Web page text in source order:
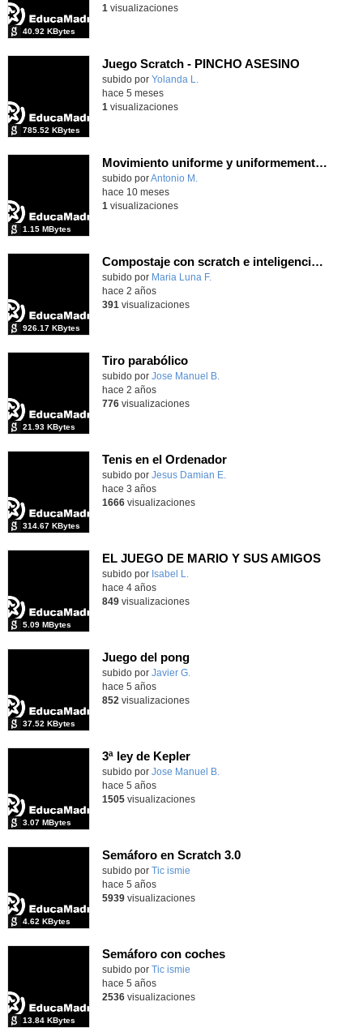
40.92 KBytes
1 visualizaciones
Juego Scratch - PINCHO ASESINO
Contenido educativo.
subido por Yolanda L.
785.52 KBytes
hace 5 meses
1 visualizaciones
Movimiento uniforme y uniformemente acelerado
Contenido educativo.
subido porAntonio M.
1.15 MBytes
hace 10 meses
1 visualizaciones
Compostaje con scratch e inteligencia atificial
Contenido educativo.
subido por Maria Luna F.
926.17 KBytes
hace 2 años
391 visualizaciones
Tiro parabólico
Contenido educativo.
subido por Jose Manuel B.
21.93 KBytes
hace 2 años
776visualizaciones
Tenis en el Ordenador
Contenido educativo.
subido por Jesus Damian E.
314.67 KBytes
hace 3 años
1666visualizaciones
EL JUEGO DE MARIO Y SUS AMIGOS
Contenido educativo.
subido por Isabel L.
5.09 MBytes
hace 4 años
849visualizaciones
Juego del pong
Contenido educativo.
subido por Javier G.
37.52 KBytes
hace 5 años
852 visualizaciones
3ª ley de Kepler
Contenido educativo.
subido por Jose Manuel B.
3.07 MBytes
hace 5 años
1505visualizaciones
Semáforo en Scratch 3.0
Contenido educativo.
subido por Tic ismie
4.62 KBytes
hace 5 años
5939visualizaciones
Semáforo con coches
Contenido educativo.
subido por Tic ismie
13.84 KBytes
hace 5 años
2536visualizaciones